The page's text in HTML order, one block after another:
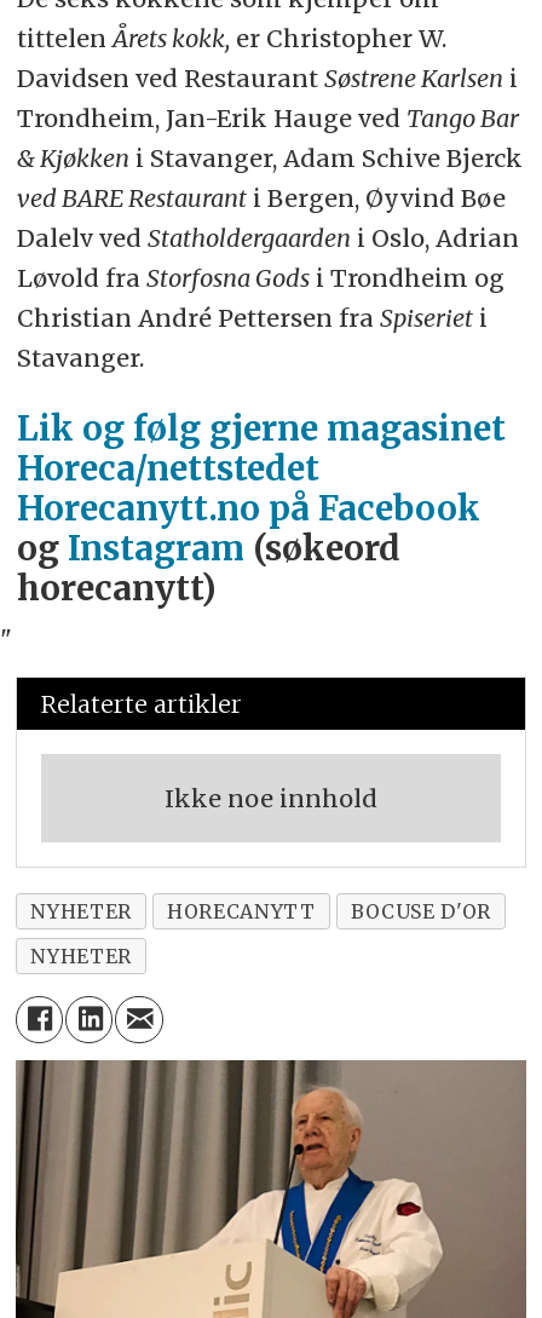
tittelenÅrets kokk, er Christopher W.
Davidsen ved Restaurant Søstrene Karlsen i
Trondheim, Jan-Erik Hauge ved Tango Bar
& Kjøkken i Stavanger, Adam Schive Bjerck
ved BARE Restauranti Bergen, Øyvind Bøe
Dalelv ved Statholdergaarden i Oslo, Adrian
Løvold fra Storfosna Godsi Trondheim og
Christian André Pettersen fra Spiserieti
Stavanger.
Lik og følg gjerne magasinet
Horeca/nettstedet
Horecanytt.no på Facebook
og Instagram (søkeord
horecanytt)
"
Relaterte artikler
Ikke noe innhold
NYHETER HORECANYTT
BOCUSE D'OR
NYHETER